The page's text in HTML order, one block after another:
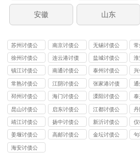
安徽 山东
苏州讨债公
司
南京讨债公
司
无锡讨债公
司
常
司
徐州讨债公
司
连云港讨债
公司
盐城讨债公
司
淮
司
镇江讨债公
司
南通讨债公
司
泰州讨债公
司
司
常熟讨债公
司
江阴讨债公
司
张家港讨债
公司
通
司
邳州讨债公
司
海门讨债公
司
溧阳讨债公
司
泰
司
昆山讨债公
司
启东讨债公
司
江都讨债公
司
丹
司
靖江讨债公
司
扬中讨债公
司
新沂讨债公
司
仪
司
姜堰讨债公
司
高邮讨债公
金坛讨债公
句
海安讨债公